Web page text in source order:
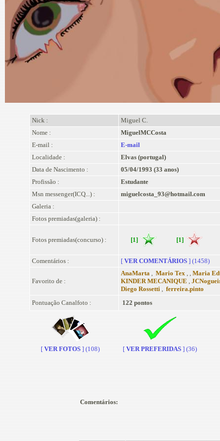
Nick :
Miguel C.
Nome :
MiguelMCCosta
E-mail :
E-mail
Localidade :
Elvas (portugal)
Data de Nascimento :
05/04/1993 (33 anos)
Profissão :
Estudante
Msn messenger(ICQ...) :
miguelcosta_93@hotmail.com
Galeria :
Fotos premiadas(galeria) :
Fotos premiadas(concurso) : [1] [1]
Comentários : [ VER COMENTÁRIOS ] (1458)
Favorito de :
AnaMarta , Mario Tex , , Maria
KINDER MECANIQUE ,
Diego Rossetti , ferreira.pinto
Pontuação Canalfoto :
122 pontos
[VER FOTOS ] (108) [ VER PREFERIDAS ] (36)
Comentários: